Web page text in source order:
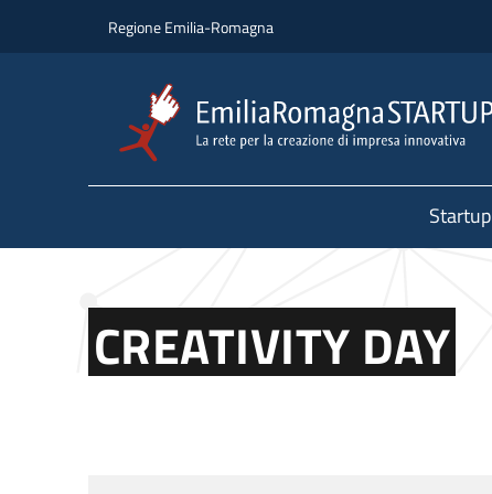
Regione Emilia-Romagna
Startup
CREATIVITY DAY